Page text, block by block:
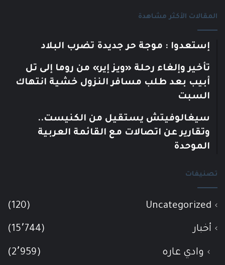
المقالات الأكثر مشاهدة
إستعدوا : موجة حر جديدة تضرب البلاد
تأخير وإلغاء رحلة «ويز إير» من روما إلى تل
أبيب بعد طلب مسافر النزول خشية انتهاك
السبت
سيغالوفيتش يستقيل من الكنيست..
وتقارير عن اتصالات مع القائمة العربية
الموحدة
تصنيفات
Uncategorized
(120)
أخبار (15٬744)
وادي عاره (2٬959)